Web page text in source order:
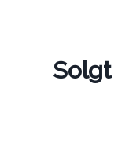
Solgt